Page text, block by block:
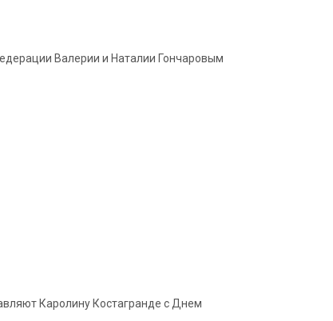
Валерии и Наталии Гончаровым
Каролину Костагранде с Днем